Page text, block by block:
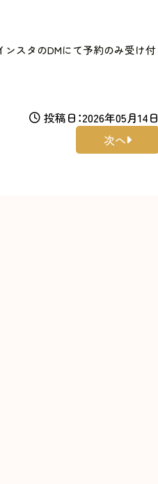
ンスタのDMにて予約のみ受け付
投稿日：2026年05月14日
次へ